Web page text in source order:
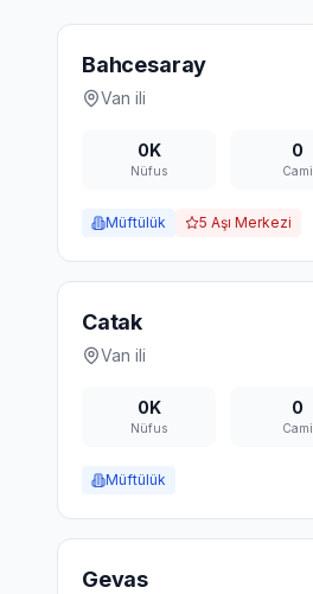
Bahcesaray
Van ili
0K
Nüfus
0
Cami
Müftülük 5 Aşı Merkezi
Catak
Van ili
0K
Nüfus
0
Cami
Müftülük
Gevas